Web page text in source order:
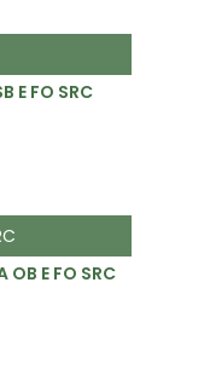
E FO SRC
E FO SRC